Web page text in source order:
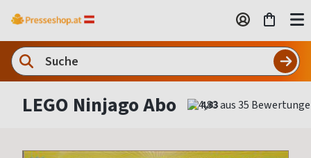
LEGO Ninjago Abo 4,83